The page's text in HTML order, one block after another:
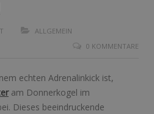
ALLGEMEIN
0 KOMMENTARE
echten Adrenalinkick ist,
am Donnerkogel im
Dieses beeindruckende